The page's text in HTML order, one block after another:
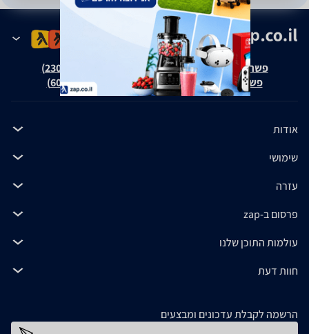
פשרה בת"צ אבנצ'יק נ' זאפ גרופ (ת"צ 23008-08-20)
פשרה בת"צ כהנים נ' זאפ גרופ (ת"צ 60371-12-19)
אודות
שימושי
עזרה
פרסום ב-zap
עולמות התוכן שלנו
חוות דעת
הרשמה לקבלת עדכונים ומבצעים